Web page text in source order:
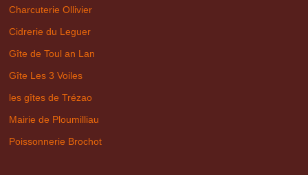
Charcuterie Ollivier
Cidrerie du Leguer
Gîte de Toul an Lan
Gîte Les 3 Voiles
les gîtes de Trézao
Mairie de Ploumilliau
Poissonnerie Brochot